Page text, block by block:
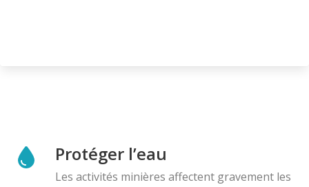
Protéger l’eau
Les activités minières affectent gravement les